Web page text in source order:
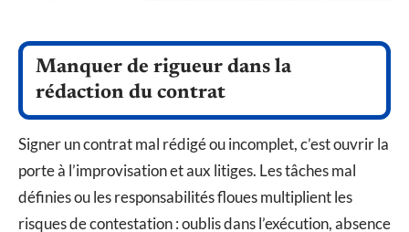
Manquer de rigueur dans la
rédaction du contrat
Signer un contrat mal rédigé ou incomplet, c’est ouvrir la
porte à l’improvisation et aux litiges. Les tâches mal
définies ou les responsabilités floues multiplient les
risques de contestation : oublis dans l’exécution, absence